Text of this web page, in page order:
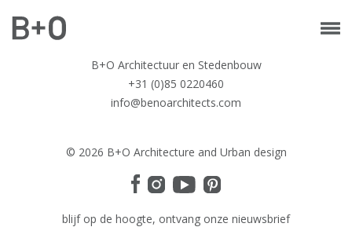
B+O Architectuur en Stedenbouw
+31 (0)85 0220460
info@benoarchitects.com
© 2026 B+O Architecture and Urban design
blijf op de hoogte, ontvang onze nieuwsbrief